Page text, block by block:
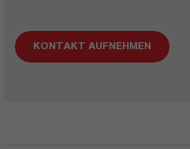
KONTAKT AUFNEHMEN